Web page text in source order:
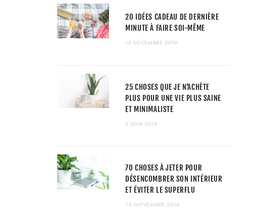
20 IDÉES CADEAU DE DERNIÈRE
MINUTE À FAIRE SOI-MÊME
18 DÉCEMBRE 2019
25 CHOSES QUE JE N’ACHÈTE
PLUS POUR UNE VIE PLUS SAINE
ET MINIMALISTE
2 JUIN 2019
70 CHOSES À JETER POUR
DÉSENCOMBRER SON INTÉRIEUR
ET ÉVITER LE SUPERFLU
14 NOVEMBRE 2018